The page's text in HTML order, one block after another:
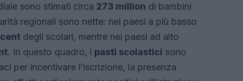
sono stimati circa 273 million di bambini
regionali sono nette: nei paesi a più basso
degli scolari, mentre nei paesi ad alto
. In questo quadro, i pasti scolastici sono
per incentivare l’iscrizione, la presenza